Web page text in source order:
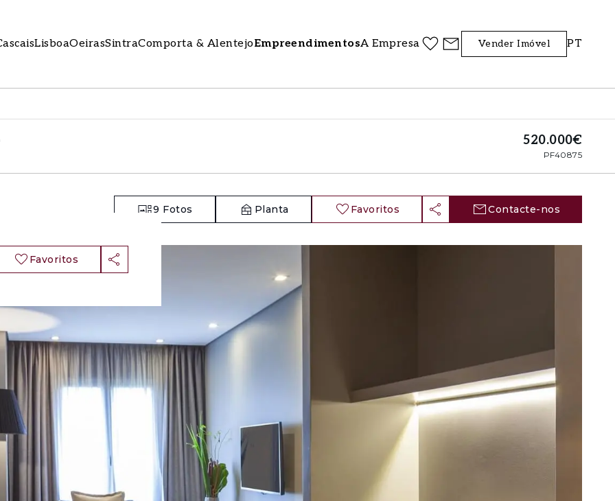
LisboaOeirasSintraComporta & AlentejoEmpreendimentosA Empresa Vender Imóvel PT
520.000€
PF40875
9 Fotos Planta Favoritos Contacte-nos
Favoritos